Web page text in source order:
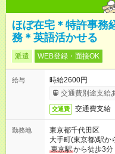
ほぼ在宅＊特許事務
務＊英語活かせる
派遣 WEB登録・面接OK
給与
時給2600円
交通費別途支給
交通費 交通費支給
勤務地
東京都千代田区
大手町(東京都)駅か
東京駅から徒歩3分